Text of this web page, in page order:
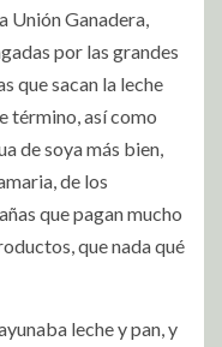
Unión Ganadera,
por las grandes
que sacan la leche
término, así como
de soya más bien,
de los
que pagan mucho
que nada qué
leche y pan, y